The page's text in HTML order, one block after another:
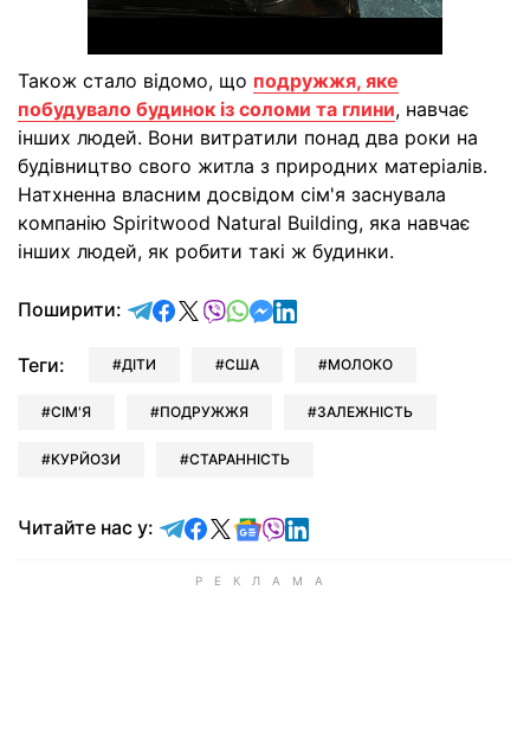
Також стало відомо, що подружжя, яке
побудувало будинок із соломи та глини, навчає
інших людей. Вони витратили понад два роки на
будівництво свого житла з природних матеріалів.
Натхненна власним досвідом сім'я заснувала
компанію Spiritwood Natural Building, яка навчає
інших людей, як робити такі ж будинки.
Поширити: відправити у Telegram
поділитись у Facebook
поділитись у X
відправити у Viber
відправити у Whatsapp
відправити у Messenger
відправити у LinkedIn
Теги: ДІТИ США МОЛОКО
СІМ'Я ПОДРУЖЖЯ ЗАЛЕЖНІСТЬ
КУРЙОЗИ СТАРАННІСТЬ
Читайте нас у: Читайте у Telegram
Читайте у Facebook
Читайте у X
Читайте у Google news
Читайте у Viber
Читайте у LinkedIn